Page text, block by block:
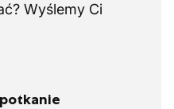
Wyślemy Ci